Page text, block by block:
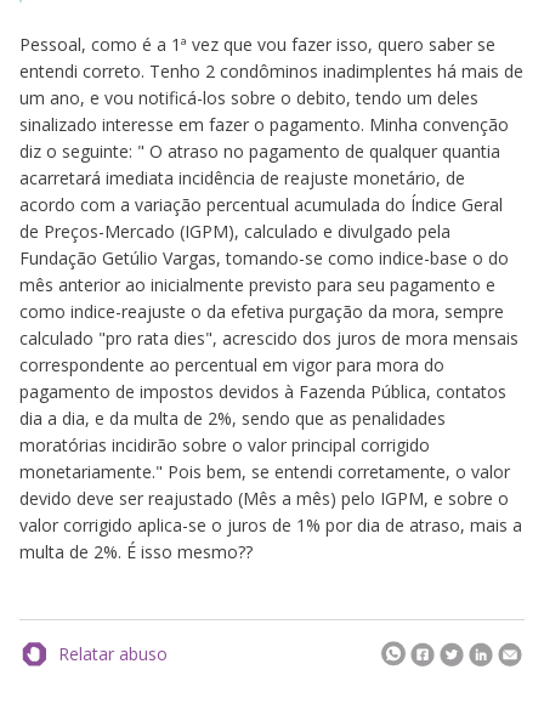
Pessoal, como é a 1ª vez que vou fazer isso, quero saber se
entendi correto. Tenho 2 condôminos inadimplentes há mais de
um ano, e vou notificá-los sobre o debito, tendo um deles
sinalizado interesse em fazer o pagamento. Minha convenção
diz o seguinte: " O atraso no pagamento de qualquer quantia
acarretará imediata incidência de reajuste monetário, de
acordo com a variação percentual acumulada do Índice Geral
de Preços-Mercado (IGPM), calculado e divulgado pela
Fundação Getúlio Vargas, tomando-se como indice-base o do
mês anterior ao inicialmente previsto para seu pagamento e
como indice-reajuste o da efetiva purgação da mora, sempre
calculado "pro rata dies", acrescido dos juros de mora mensais
correspondente ao percentual em vigor para mora do
pagamento de impostos devidos à Fazenda Pública, contatos
dia a dia, e da multa de 2%, sendo que as penalidades
moratórias incidirão sobre o valor principal corrigido
monetariamente." Pois bem, se entendi corretamente, o valor
devido deve ser reajustado (Mês a mês) pelo IGPM, e sobre o
valor corrigido aplica-se o juros de 1% por dia de atraso, mais a
multa de 2%. É isso mesmo??
Relatar abuso